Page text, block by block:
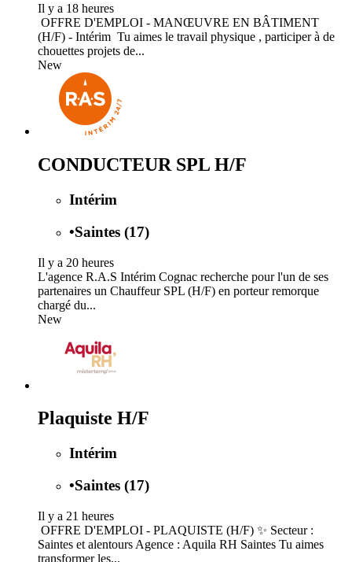
Il y a 18 heures
️ OFFRE D'EMPLOI - MANŒUVRE EN BÂTIMENT
(H/F) - Intérim ️ Tu aimes le travail physique ️, participer à de
chouettes projets de...
New
CONDUCTEUR SPL H/F
Intérim
•Saintes (17)
Il y a 20 heures
L'agence R.A.S Intérim Cognac recherche pour l'un de ses
partenaires un Chauffeur SPL (H/F) en porteur remorque
chargé du...
New
Plaquiste H/F
Intérim
•Saintes (17)
Il y a 21 heures
️ OFFRE D'EMPLOI - PLAQUISTE (H/F) ✨ Secteur :
Saintes et alentours Agence : Aquila RH Saintes Tu aimes
transformer les...